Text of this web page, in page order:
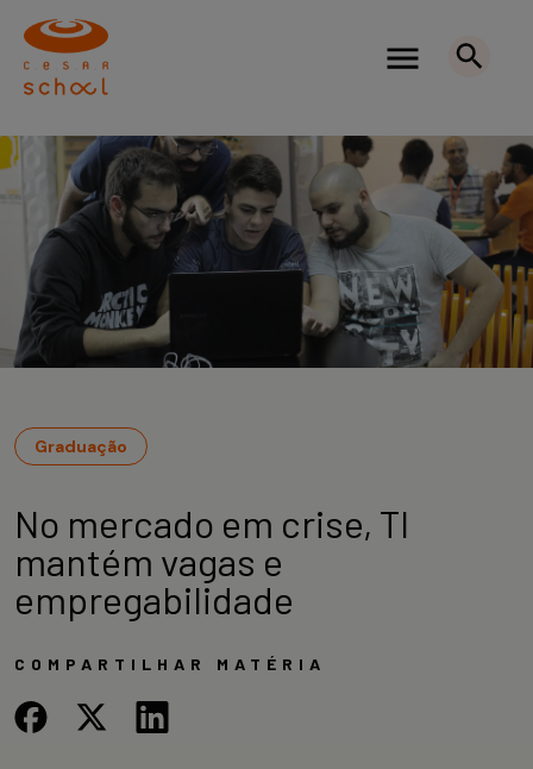
Graduação
No mercado em crise, TI
mantém vagas e
empregabilidade
COMPARTILHAR MATÉRIA